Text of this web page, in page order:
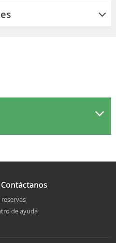
reservas
de ayuda